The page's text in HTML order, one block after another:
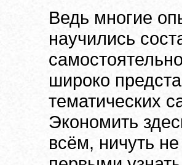
Ведь многие
научились
широко
тематических
Экономить
всём, ничуть